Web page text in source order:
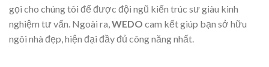
gọi cho chúng tôi để được đội ngũ kiến trúc sư giàu kinh
nghiệm tư vấn. Ngoài ra,WEDO cam kết giúp bạn sở hữu
ngôi nhà đẹp, hiện đại đầy đủ công năng nhất.